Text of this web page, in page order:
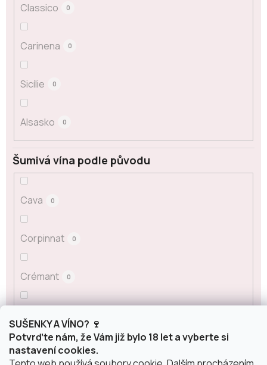
SUŠENKY A VÍNO? 🍷
Potvrďte nám, že Vám již bylo 18 let a vyberte si
nastavení cookies.
Classico 0
Carinena 0
Sicílie 0
Alsasko 0
Šumivá vína podle původu
Cava 0
Corpinnat 0
Crémant 0
Champagne 0